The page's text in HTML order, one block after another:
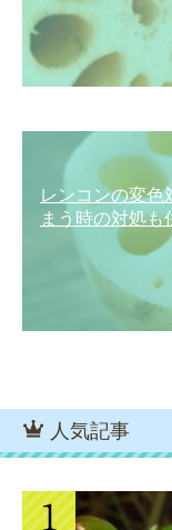
レンコンの変色
まう時の対処も
人気記事